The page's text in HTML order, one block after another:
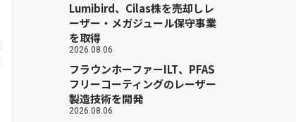
Lumibird、Cilas株を売却しレ
ーザー・メガジュール保守事業
を取得
2026.08.06
フラウンホーファーILT、PFAS
フリーコーティングのレーザー
製造技術を開発
2026.08.06